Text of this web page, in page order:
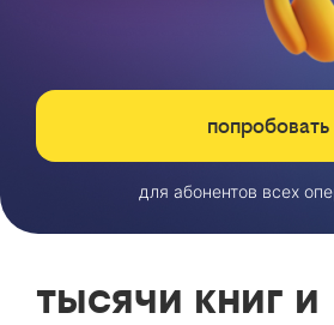
попробовать
для абонентов всех
тысячи книг и